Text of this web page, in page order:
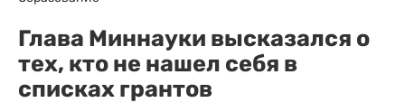
Глава Миннауки высказался о
тех, кто не нашел себя в
списках грантов